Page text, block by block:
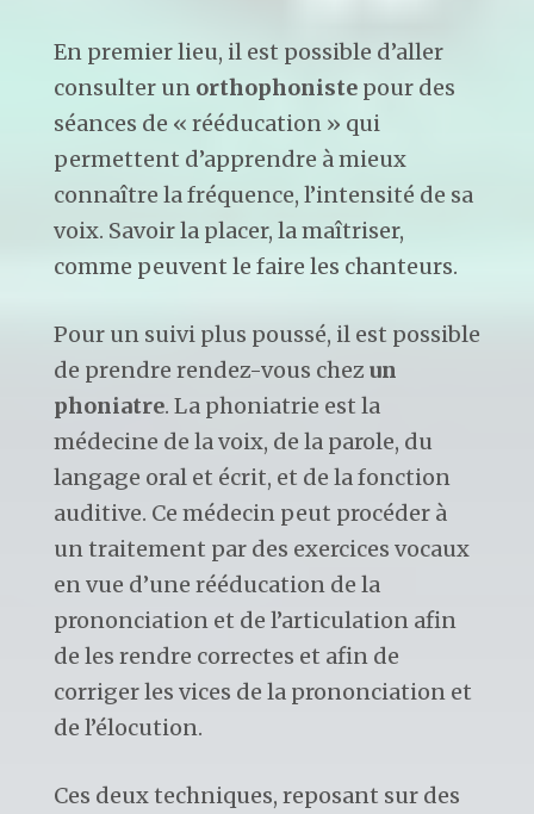
En premier lieu, il est possible d’aller
consulter un orthophoniste pour des
séances de « rééducation » qui
permettent d’apprendre à mieux
connaître la fréquence, l’intensité de sa
voix. Savoir la placer, la maîtriser,
comme peuvent le faire les chanteurs.
Pour un suivi plus poussé, il est possible
de prendre rendez-vous chez un
phoniatre. La phoniatrie est la
médecine de la voix, de la parole, du
langage oral et écrit, et de la fonction
auditive. Ce médecin peut procéder à
un traitement par des exercices vocaux
en vue d’une rééducation de la
prononciation et de l’articulation afin
de les rendre correctes et afin de
corriger les vices de la prononciation et
de l’élocution.
Ces deux techniques, reposant sur des